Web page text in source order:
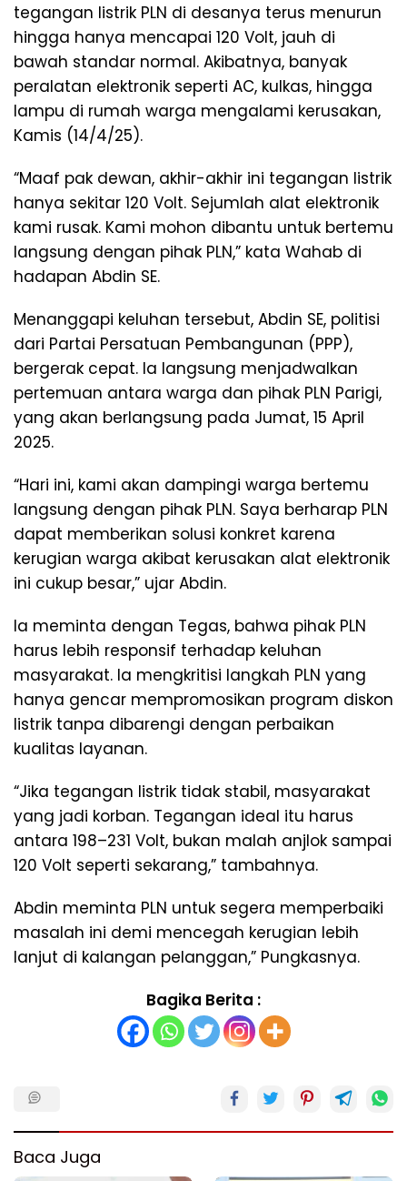
tegangan listrik PLN di desanya terus menurun
hingga hanya mencapai 120 Volt, jauh di
bawah standar normal. Akibatnya, banyak
peralatan elektronik seperti AC, kulkas, hingga
lampu di rumah warga mengalami kerusakan,
Kamis (14/4/25).
“Maaf pak dewan, akhir-akhir ini tegangan listrik
hanya sekitar 120 Volt. Sejumlah alat elektronik
kami rusak. Kami mohon dibantu untuk bertemu
langsung dengan pihak PLN,” kata Wahab di
hadapan Abdin SE.
Menanggapi keluhan tersebut, Abdin SE, politisi
dari Partai Persatuan Pembangunan (PPP),
bergerak cepat. Ia langsung menjadwalkan
pertemuan antara warga dan pihak PLN Parigi,
yang akan berlangsung pada Jumat, 15 April
2025.
“Hari ini, kami akan dampingi warga bertemu
langsung dengan pihak PLN. Saya berharap PLN
dapat memberikan solusi konkret karena
kerugian warga akibat kerusakan alat elektronik
ini cukup besar,” ujar Abdin.
Ia meminta dengan Tegas, bahwa pihak PLN
harus lebih responsif terhadap keluhan
masyarakat. Ia mengkritisi langkah PLN yang
hanya gencar mempromosikan program diskon
listrik tanpa dibarengi dengan perbaikan
kualitas layanan.
“Jika tegangan listrik tidak stabil, masyarakat
yang jadi korban. Tegangan ideal itu harus
antara 198–231 Volt, bukan malah anjlok sampai
120 Volt seperti sekarang,” tambahnya.
Abdin meminta PLN untuk segera memperbaiki
masalah ini demi mencegah kerugian lebih
lanjut di kalangan pelanggan,” Pungkasnya.
Bagika Berita :
Baca Juga